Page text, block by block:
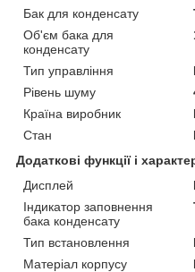
Бак для конденсату
Об'єм бака для
конденсату
Тип управління
Рівень шуму
Країна виробник
Стан
Додаткові функції і
Дисплей
Індикатор заповнення
бака конденсату
Тип встановлення
Матеріал корпусу